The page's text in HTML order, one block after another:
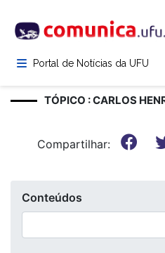
para
conteúdoPortal de Notícias da UFU
TÓPICO : CARLOS
Compartilhar:
Conteúdos